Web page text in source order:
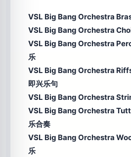
VSL Big Bang Orchestra
VSL Big Bang Orchestra
VSL Big Bang Orchestra
乐
VSL Big Bang Orchestra
即兴乐句
VSL Big Bang Orchestra
VSL Big Bang Orchestra
乐合奏
VSL Big Bang Orchestra
乐